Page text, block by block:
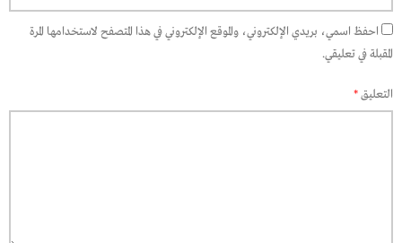
احفظ اسمي، بريدي الإلكتروني، والموقع الإلكتروني في هذا المتصفح لاستخدامها المرة
المقبلة في تعليقي.
التعليق*